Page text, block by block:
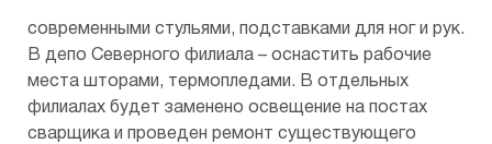
современными стульями, подставками для ног и рук.
В депо Северного филиала – оснастить рабочие
места шторами, термопледами. В отдельных
филиалах будет заменено освещение на постах
сварщика и проведен ремонт существующего